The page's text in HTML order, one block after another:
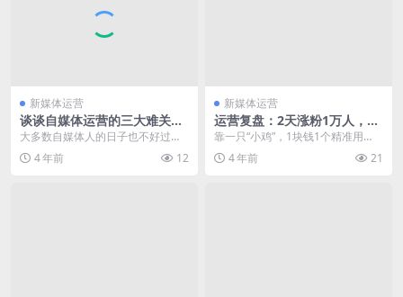
新媒体运营
谈谈自媒体运营的三大难关与
盈利之困
大多数自媒体人的日子也不好过，
不仅存在盈利困难的问题，同时深
受运营之苦。 虽说“...
4 年前 12
新媒体运营
运营复盘：2天涨粉1万人，公
众号运营也可以玩转地推
靠一只“小鸡”，1块钱1个精准用
户，2天涨粉1万人，他们是怎么做
到的？ 去年我投...
4 年前 21